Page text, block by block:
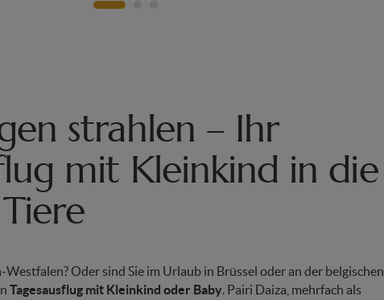
strahlen – Ihr
mit Kleinkind in die
Westfalen? Oder sind Sie im Urlaub in Brüssel oder an der belgischen
Tagesausflug mit Kleinkind oder Baby. Pairi Daiza, mehrfach als